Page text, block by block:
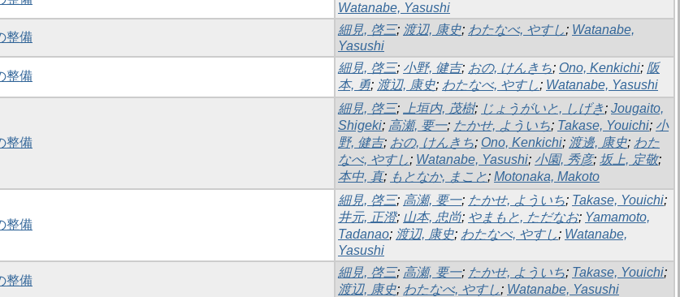
Watanabe, Yasushi
整備
細見, 啓三; 渡辺, 康史; わたなべ, やすし; Watanabe,
Yasushi
整備
細見, 啓三; 小野, 健吉; おの, けんきち; Ono, Kenkichi; 阪
本, 勇; 渡辺, 康史; わたなべ, やすし; Watanabe, Yasushi
整備
細見, 啓三; 上垣内, 茂樹; じょうがいと, しげき; Jougaito,
Shigeki; 高瀬, 要一; たかせ, よういち; Takase, Youichi; 小
野, 健吉; おの, けんきち; Ono, Kenkichi; 渡邊, 康史; わた
なべ, やすし; Watanabe, Yasushi; 小園, 秀彦; 坂上, 定敬;
本中, 真; もとなか, まこと; Motonaka, Makoto
整備
細見, 啓三; 高瀬, 要一; たかせ, よういち; Takase, Youichi;
井元, 正澄; 山本, 忠尚; やまもと, ただなお; Yamamoto,
Tadanao; 渡辺, 康史; わたなべ, やすし; Watanabe,
Yasushi
整備
細見, 啓三; 高瀬, 要一; たかせ, よういち; Takase, Youichi;
渡辺, 康史; わたなべ, やすし; Watanabe, Yasushi